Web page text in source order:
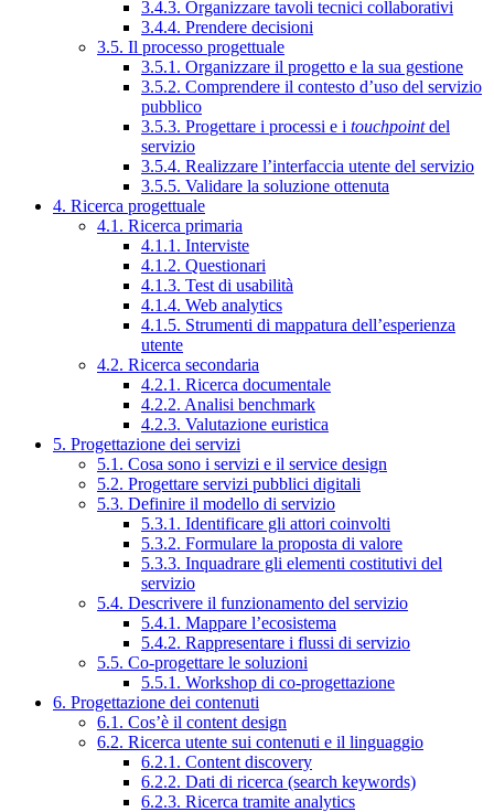
3.4.3. Organizzare tavoli tecnici collaborativi
3.4.4. Prendere decisioni
3.5. Il processo progettuale
3.5.1. Organizzare il progetto e la sua gestione
3.5.2. Comprendere il contesto d’uso del servizio
pubblico
3.5.3. Progettare i processi e i touchpointdel
servizio
3.5.4. Realizzare l’interfaccia utente del servizio
3.5.5. Validare la soluzione ottenuta
4. Ricerca progettuale
4.1. Ricerca primaria
4.1.1. Interviste
4.1.2. Questionari
4.1.3. Test di usabilità
4.1.4. Web analytics
4.1.5. Strumenti di mappatura dell’esperienza
utente
4.2. Ricerca secondaria
4.2.1. Ricerca documentale
4.2.2. Analisi benchmark
4.2.3. Valutazione euristica
5. Progettazione dei servizi
5.1. Cosa sono i servizi e il service design
5.2. Progettare servizi pubblici digitali
5.3. Definire il modello di servizio
5.3.1. Identificare gli attori coinvolti
5.3.2. Formulare la proposta di valore
5.3.3. Inquadrare gli elementi costitutivi del
servizio
5.4. Descrivere il funzionamento del servizio
5.4.1. Mappare l’ecosistema
5.4.2. Rappresentare i flussi di servizio
5.5. Co-progettare le soluzioni
5.5.1. Workshop di co-progettazione
6. Progettazione dei contenuti
6.1. Cos’è il content design
6.2. Ricerca utente sui contenuti e il linguaggio
6.2.1. Content discovery
6.2.2. Dati di ricerca (search keywords)
6.2.3. Ricerca tramite analytics